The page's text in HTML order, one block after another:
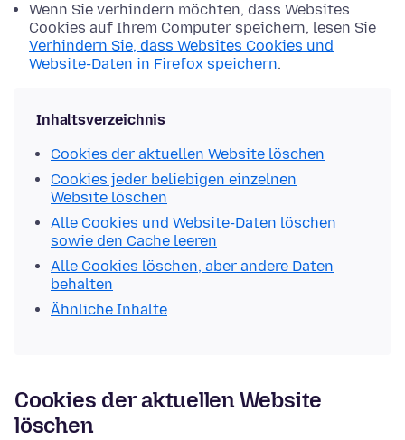
Wenn Sie verhindern möchten, dass Websites
Cookies auf Ihrem Computer speichern, lesen Sie
Verhindern Sie, dass Websites Cookies und
Website-Daten in Firefox speichern.
Inhaltsverzeichnis
Cookies der aktuellen Website löschen
Cookies jeder beliebigen einzelnen
Website löschen
Alle Cookies und Website-Daten löschen
sowie den Cache leeren
Alle Cookies löschen, aber andere Daten
behalten
Ähnliche Inhalte
Cookies der aktuellen Website
löschen